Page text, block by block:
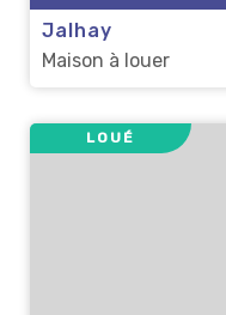
Jalhay
Maison à louer
LOUÉ